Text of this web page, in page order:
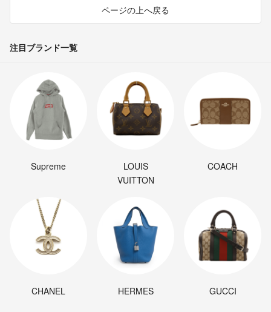
ページの上へ戻る
注目ブランド一覧
Supreme
LOUIS
VUITTON
COACH
CHANEL HERMES GUCCI